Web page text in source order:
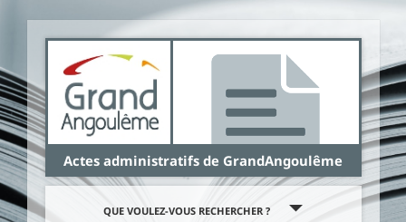
Actes administratifs de GrandAngoulême
QUE VOULEZ-VOUS RECHERCHER ?
Panneau de gestion des cookies